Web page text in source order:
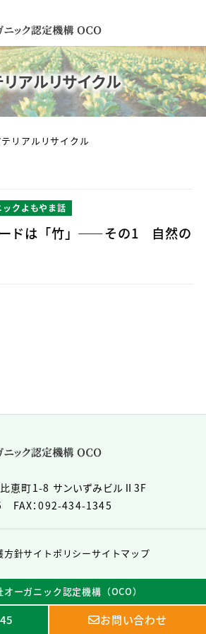
アルリサイクル
テリアルリサイクル
ドは「竹」――その1 自然の
ックよもやま話
恵町1-8 サンいずみビルⅡ3F
FAX：092-434-1345
方針サイトポリシーサイトマップ
ーガニック認定機構（OCO）
お問い合わせ